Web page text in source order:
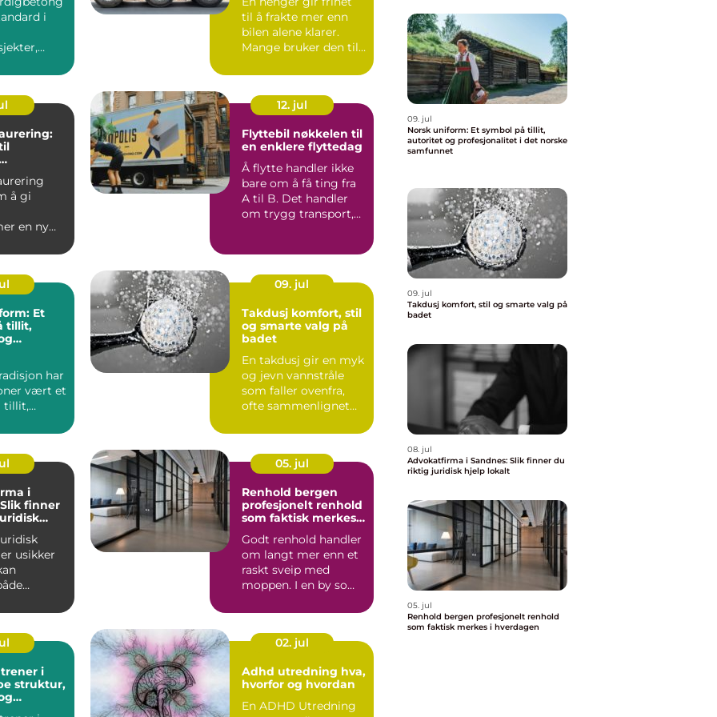
i
a...
til å frakte mer enn
bilen alene klarer.
Mange bruker den til
og
å gi
en ny
12. jul
Flyttebil nøkkelen til
en enklere flyttedag
Å flytte handler ikke
bare om å få ting fra
A til B. Det handler
om trygg transport,
Et
tillit,
har
vært et
tillit,
09. jul
Takdusj komfort, stil
og smarte valg på
badet
En takdusj gir en myk
og jevn vannstråle
som faller ovenfra,
ofte sammenlignet
behage...
i
finner
usikker
05. jul
Renhold bergen
profesjonelt renhold
som faktisk merkes i
Godt renhold handler
om langt mer enn et
raskt sveip med
moppen. I en by som
klim...
i
struktur,
02. jul
Adhd utredning hva,
hvorfor og hvordan
En ADHD Utredning
09. jul
Norsk uniform: Et symbol på tillit,
autoritet og profesjonalitet i det norske
samfunnet
09. jul
Takdusj komfort, stil og smarte valg på
badet
08. jul
Advokatfirma i Sandnes: Slik finner du
riktig juridisk hjelp lokalt
05. jul
Renhold bergen profesjonelt renhold
som faktisk merkes i hverdagen